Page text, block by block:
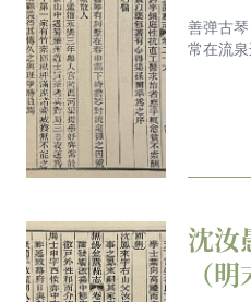
播！
Ádám的无锡音乐之旅第
美好生活
Ádám的无锡音乐之旅第
的探索
乐场
原创mv《岁岁好梦长》
善弹古
常在流泉
沈汝
（